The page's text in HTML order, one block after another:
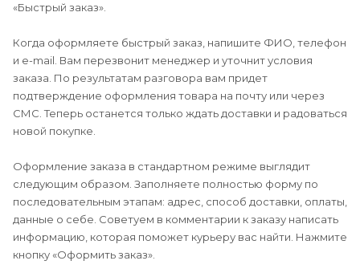
«Быстрый заказ».
Когда оформляете быстрый заказ, напишите ФИО, телефон
и e-mail. Вам перезвонит менеджер и уточнит условия
заказа. По результатам разговора вам придет
подтверждение оформления товара на почту или через
СМС. Теперь останется только ждать доставки и радоваться
новой покупке.
Оформление заказа в стандартном режиме выглядит
следующим образом. Заполняете полностью форму по
последовательным этапам: адрес, способ доставки, оплаты,
данные о себе. Советуем в комментарии к заказу написать
информацию, которая поможет курьеру вас найти. Нажмите
кнопку «Оформить заказ».